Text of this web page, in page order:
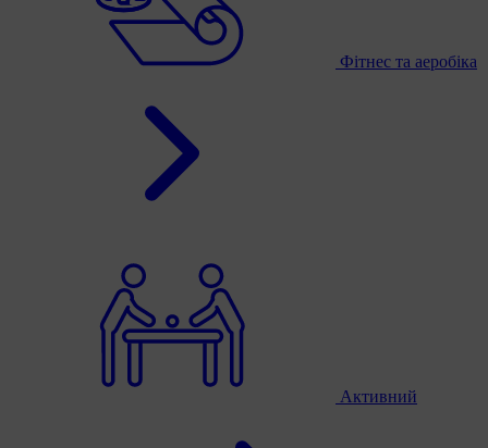
Фітнес та аеробіка
Активний